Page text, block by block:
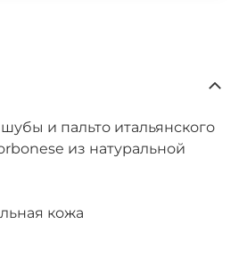
и пальто итальянского
из натуральной
кожа